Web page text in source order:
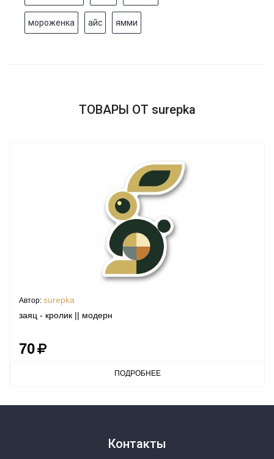
мороженка айс ямми
ТОВАРЫ ОТ surepka
Автор: surepka
заяц - кролик || модерн
70
ПОДРОБНЕЕ
Контакты